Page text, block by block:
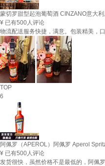
蒙切罗甜型起泡葡萄酒 CINZANO意大
¥ 已有500人评论
物流配送服务快捷，满意。包装精美，
TOP
6
阿佩罗（APEROL）阿佩罗 Aperol
¥ 已有500人评论
发货很快，虽然价格不是最低的，阿佩罗